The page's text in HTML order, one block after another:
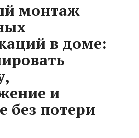
монтаж
в доме:
и
без потери